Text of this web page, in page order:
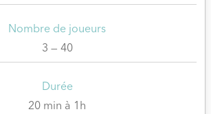
Nombre de joueurs
3 — 40
Durée
20 min à 1h